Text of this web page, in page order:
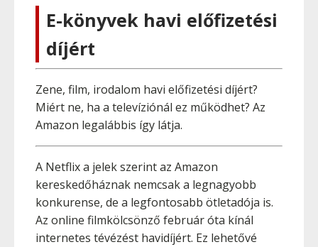
E-könyvek havi előfizetési
díjért
Zene, film, irodalom havi előfizetési díjért?
Miért ne, ha a televíziónál ez működhet? Az
Amazon legalábbis így látja.
A Netflix a jelek szerint az Amazon
kereskedőháznak nemcsak a legnagyobb
konkurense, de a legfontosabb ötletadója is.
Az online filmkölcsönző február óta kínál
internetes tévézést havidíjért. Ez lehetővé